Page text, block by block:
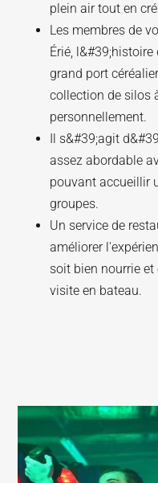
plein air tout en
Les membres de
Érié,
grand port
collection de silos
personnellement.
Il s&#39;agit
assez abordable
pouvant accueillir
groupes.
Un service de
améliorer
soit bien nourrie
visite en bateau.